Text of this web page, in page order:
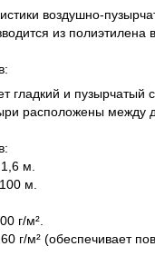
воздушно-
из полиэтилена
гладкий и пузырчатый
расположены между
м.
м.
г/м².
г/м² (обеспечивает